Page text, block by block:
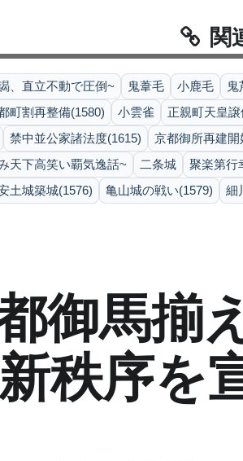
関
、直立不動で圧倒~ 鬼葦毛 小鹿毛 鬼
町割再整備(1580) 小雲雀 正親町天皇譲
禁中並公家諸法度(1615) 京都御所再建開
天下高笑い覇気逸話~
二条城 聚楽第行
土城築城(1576) 亀山城の戦い(1579) 細
御馬揃
秩序を